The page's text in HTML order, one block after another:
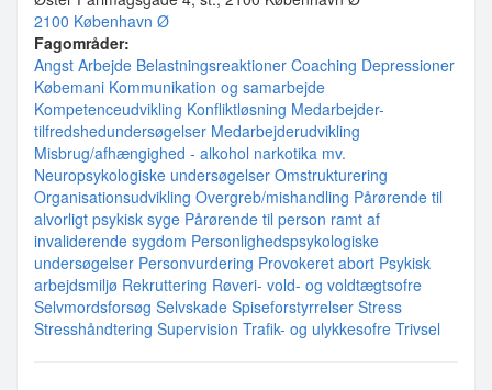
2100 København Ø
Fagområder:
Angst Arbejde Belastningsreaktioner Coaching Depressioner
Købemani Kommunikation og samarbejde
Kompetenceudvikling Konfliktløsning Medarbejder-
tilfredshedundersøgelser Medarbejderudvikling
Misbrug/afhængighed - alkohol narkotika mv.
Neuropsykologiske undersøgelser Omstrukturering
Organisationsudvikling Overgreb/mishandling Pårørende til
alvorligt psykisk syge Pårørende til person ramt af
invaliderende sygdom Personlighedspsykologiske
undersøgelser Personvurdering Provokeret abort Psykisk
arbejdsmiljø Rekruttering Røveri- vold- og voldtægtsofre
Selvmordsforsøg Selvskade Spiseforstyrrelser Stress
Stresshåndtering Supervision Trafik- og ulykkesofre Trivsel